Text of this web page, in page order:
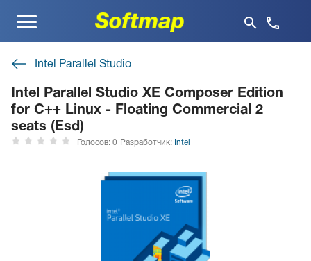
Меню
Intel Parallel Studio
Intel Parallel Studio XE Composer Edition
for C++ Linux - Floating Commercial 2
seats (Esd)
Голосов: 0 Разработчик: Intel